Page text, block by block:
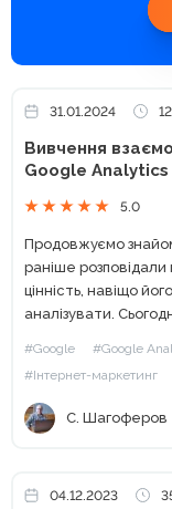
31.01.2024
Вивчення
Google Analytics
5.0
Продовжуємо
раніше розповідали
цінність, навіщо
аналізувати. Сьогодні розкажемо про звіти, які часто
визначення з яких...
#Google #Google
#Інтернет-маркетинг
С. Шагоферов
04.12.2023